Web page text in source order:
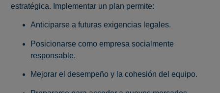
estratégica. Implementar un plan permite:
Anticiparse a futuras exigencias legales.
Posicionarse como empresa socialmente
responsable.
Mejorar el desempeño y la cohesión del equipo.